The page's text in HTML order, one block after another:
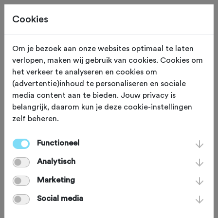
Schijndel Noord Brabant
Cycling Team
Wielertoerist
Cookies
Om je bezoek aan onze websites optimaal te laten
verlopen, maken wij gebruik van cookies. Cookies om
het verkeer te analyseren en cookies om
(advertentie)inhoud te personaliseren en sociale
media content aan te bieden. Jouw privacy is
belangrijk, daarom kun je deze cookie-instellingen
zelf beheren.
Functioneel
Analytisch
Marketing
Social media